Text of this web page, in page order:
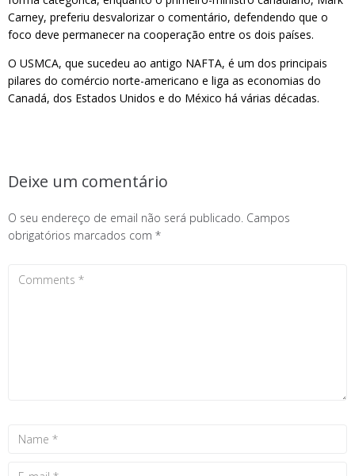
Carney, preferiu desvalorizar o comentário, defendendo que o
foco deve permanecer na cooperação entre os dois países.
O USMCA, que sucedeu ao antigo NAFTA, é um dos principais
pilares do comércio norte-americano e liga as economias do
Canadá, dos Estados Unidos e do México há várias décadas.
Deixe um comentário
O seu endereço de email não será publicado. Campos
obrigatórios marcados com *